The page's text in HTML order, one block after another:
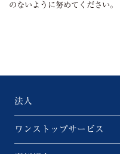
のないように努めてください。
法人
ワンストップサービス